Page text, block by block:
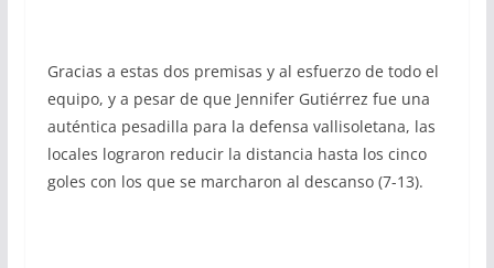
Gracias a estas dos premisas y al esfuerzo de todo el
equipo, y a pesar de que Jennifer Gutiérrez fue una
auténtica pesadilla para la defensa vallisoletana, las
locales lograron reducir la distancia hasta los cinco
goles con los que se marcharon al descanso (7-13).